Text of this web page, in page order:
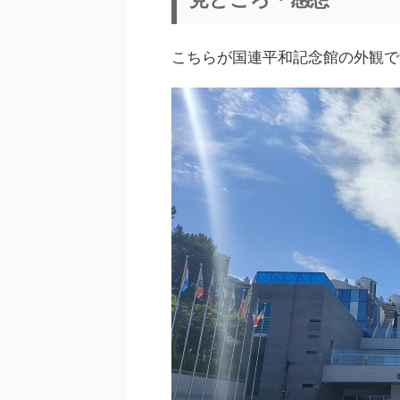
こちらが国連平和記念館の外観